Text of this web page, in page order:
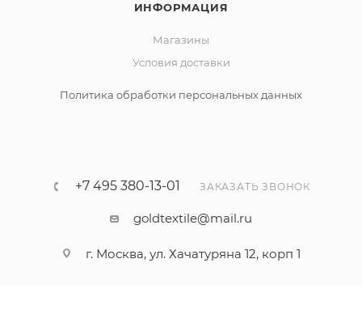
ИНФОРМАЦИЯ
Магазины
Условия доставки
Политика обработки персональных данных
+7 495 380-13-01 ЗАКАЗАТЬ ЗВОНОК
goldtextile@mail.ru
г. Москва, ул. Хачатуряна 12, корп 1